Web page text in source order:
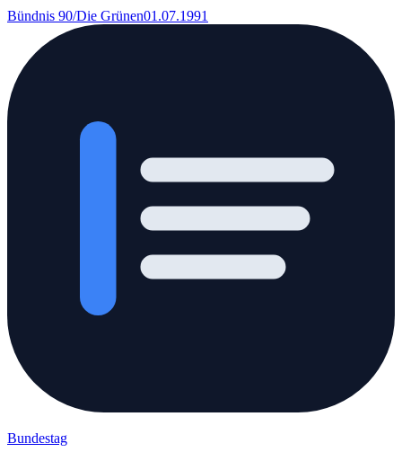
Bündnis 90/Die Grünen01.07.1991
Bundestag